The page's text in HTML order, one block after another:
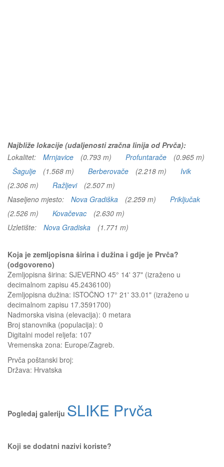
Najbliže lokacije (udaljenosti zračna linija od Prvča):
Lokalitet:
Mrnjavice (0.793 m) Profuntarače
(0.965 m)
Šagulje
(1.568 m) Berberovače (2.218 m)
Ivik
(2.306 m)
Ražljevi
(2.507 m)
Naseljeno mjesto:
Nova Gradiška (2.259 m)
Priključak
(2.526 m)
Kovačevac
(2.630 m)
Uzletište:
Nova Gradiska (1.771 m)
Koja je zemljopisna širina i dužina i gdje je Prvča?
(odgovoreno)
Zemljopisna širina: SJEVERNO 45° 14' 37" (izraženo u
decimalnom zapisu 45.2436100)
Zemljopisna dužina: ISTOČNO 17° 21' 33.01" (izraženo u
decimalnom zapisu 17.3591700)
Nadmorska visina (elevacija): 0 metara
Broj stanovnika (populacija): 0
Digitalni model reljefa: 107
Vremenska zona: Europe/Zagreb.
Prvča poštanski broj:
Država: Hrvatska
Pogledaj galeriju SLIKE Prvča
Koji se dodatni nazivi koriste?